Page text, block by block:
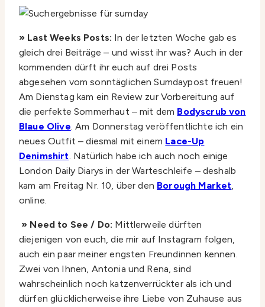
» Last Weeks Posts: In der letzten Woche gab es
gleich drei Beiträge – und wisst ihr was? Auch in der
kommenden dürft ihr euch auf drei Posts
abgesehen vom sonntäglichen Sumdaypost freuen!
Am Dienstag kam ein Review zur Vorbereitung auf
die perfekte Sommerhaut – mit dem Bodyscrub von
Blaue Olive. Am Donnerstag veröffentlichte ich ein
neues Outfit – diesmal mit einem Lace-Up
Denimshirt. Natürlich habe ich auch noch einige
London Daily Diarys in der Warteschleife – deshalb
kam am Freitag Nr. 10, über den Borough Market,
online.
» Need to See / Do: Mittlerweile dürften
diejenigen von euch, die mir auf Instagram folgen,
auch ein paar meiner engsten Freundinnen kennen.
Zwei von Ihnen, Antonia und Rena, sind
wahrscheinlich noch katzenverrückter als ich und
dürfen glücklicherweise ihre Liebe von Zuhause aus